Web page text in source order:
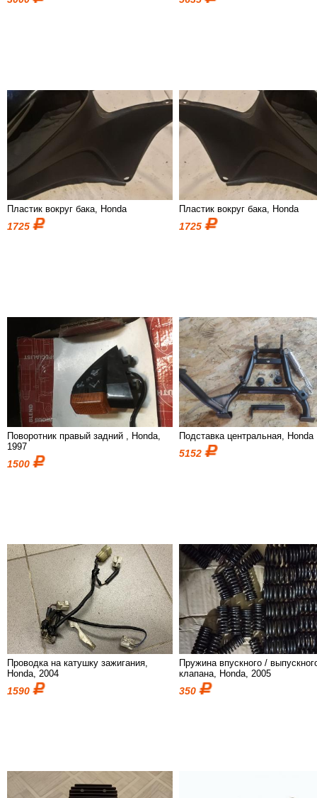
Пластик вокруг бака, Honda
1725
Пластик вокруг бака, Honda
1725
Поворотник правый задний , Honda,
1997
1500
Подставка центральная, Honda
5152
Проводка на катушку зажигания,
Honda, 2004
1590
Пружина впускного /
клапана, Honda, 2005
350